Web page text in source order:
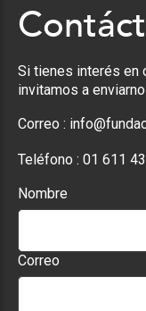
Si tienes interés en
invitamos a
Correo :
Teléfono : 01 611
Nombre
Correo